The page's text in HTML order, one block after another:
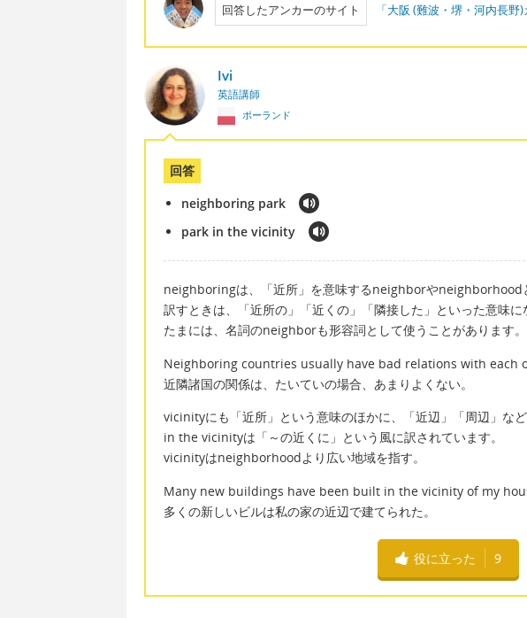
回答したアンカーのサイト 「大阪 (難波・堺・河内長野
Ivi
英語講師
ポーランド
回答
neighboring park
park in the vicinity
neighboringは、「近所」を意味するneighborやneighborhood
訳すときは、「近所の」「近くの」「隣接した」といった意味に
たまには、名詞のneighborも形容詞として使うことがあります。
Neighboring countries usually have bad relations with each
近隣諸国の関係は、たいていの場合、あまりよくない。
vicinityにも「近所」という意味のほかに、「近辺」「周辺」など
in the vicinityは「～の近くに」という風に訳されています。
vicinityはneighborhoodより広い地域を指す。
Many new buildings have been built in the vicinity of my
多くの新しいビルは私の家の近辺で建てられた。
役に立った 9